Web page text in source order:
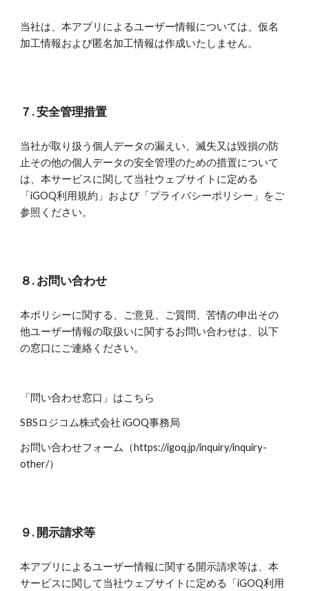
当社は、本アプリによるユーザー情報については、仮名
加工情報および匿名加工情報は作成いたしません。
７. 安全管理措置
当社が取り扱う個人データの漏えい、滅失又は毀損の防
止その他の個人データの安全管理のための措置について
は、本サービスに関して当社ウェブサイトに定める
「iGOQ利用規約」および「プライバシーポリシー」をご
参照ください。
８. お問い合わせ
本ポリシーに関する、ご意見、ご質問、苦情の申出その
他ユーザー情報の取扱いに関するお問い合わせは、以下
の窓口にご連絡ください。
「問い合わせ窓口」はこちら
SBSロジコム株式会社 iGOQ事務局
お問い合わせフォーム（https://igoq.jp/inquiry/inquiry-
other/）
９. 開示請求等
本アプリによるユーザー情報に関する開示請求等は、本
サービスに関して当社ウェブサイトに定める「iGOQ利用